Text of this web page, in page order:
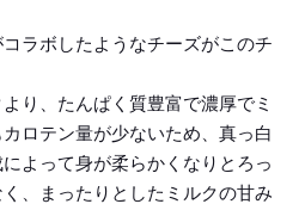
ラボしたようなチーズがこのチ
り、たんぱく質豊富で濃厚でミ
ロテン量が少ないため、真っ白
よって身が柔らかくなりとろっ
、まったりとしたミルクの甘み